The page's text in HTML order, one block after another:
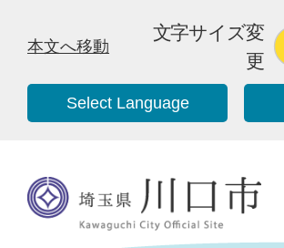
本文へ移動
文字サイズ変
更
Select Language